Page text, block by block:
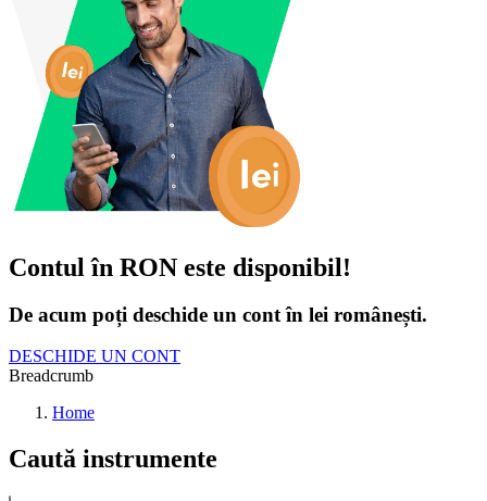
Contul în RON este disponibil!
De acum poți deschide un cont în lei românești.
DESCHIDE UN CONT
Breadcrumb
Home
Caută instrumente